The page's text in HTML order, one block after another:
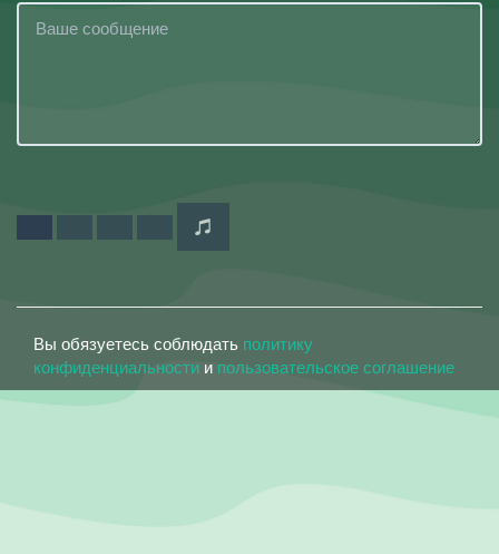
Вы обязуетесь соблюдать политику
конфиденциальности и пользовательское соглашение